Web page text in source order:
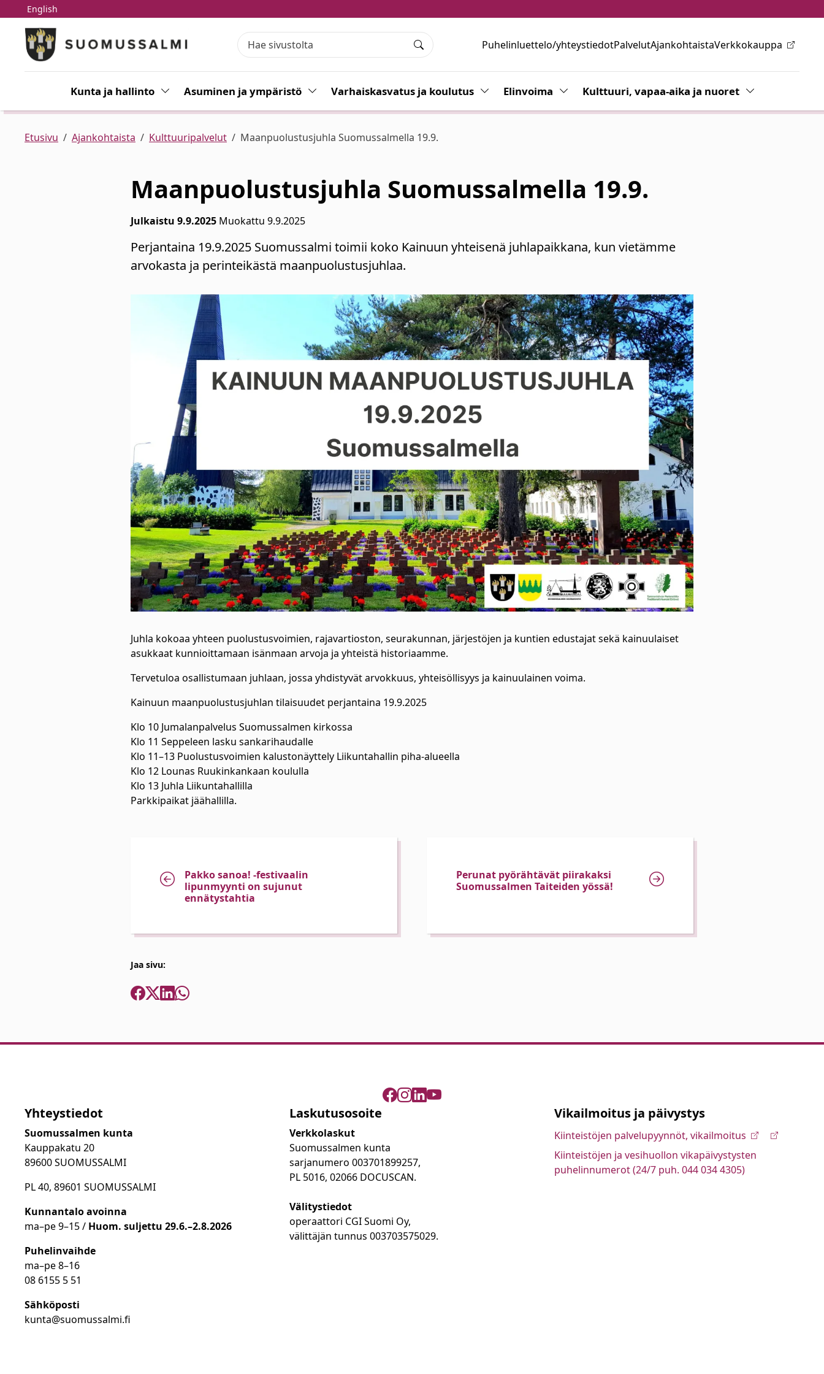
Siirry pääsisältöön
Siirry päävalikkoon
Puhelinluettelo/yhteystiedotPalvelutAjankohtaistaVerkkokauppa
English
Haku
Kunta ja hallinto Vaihda alasvetovalikkoa
Asuminen ja ympäristö Vaihda alasvetovalikkoa
Varhaiskasvatus ja koulutus Vaihda alasvetovalikkoa
Elinvoima Vaihda alasvetovalikkoa
Kulttuuri, vapaa-aika ja nuoret Vaihda
Etusivu Ajankohtaista Kulttuuripalvelut Maanpuolustusjuhla Suomussalmella 19.9.
Maanpuolustusjuhla Suomussalmella 19.9.
Julkaistu 9.9.2025 Muokattu 9.9.2025
Perjantaina 19.9.2025 Suomussalmi toimii koko Kainuun yhteisenä juhlapaikkana, kun vietämme
arvokasta ja perinteikästä maanpuolustusjuhlaa.
Juhla kokoaa yhteen puolustusvoimien, rajavartioston, seurakunnan, järjestöjen ja kuntien edustajat sekä kainuulaiset
asukkaat kunnioittamaan isänmaan arvoja ja yhteistä historiaamme.
Tervetuloa osallistumaan juhlaan, jossa yhdistyvät arvokkuus, yhteisöllisyys ja kainuulainen voima.
Kainuun maanpuolustusjuhlan tilaisuudet perjantaina 19.9.2025
Klo 10 Jumalanpalvelus Suomussalmen kirkossa
Klo 11 Seppeleen lasku sankarihaudalle
Klo 11–13 Puolustusvoimien kalustonäyttely Liikuntahallin piha-alueella
Klo 12 Lounas Ruukinkankaan koululla
Klo 13 Juhla Liikuntahallilla
Parkkipaikat jäähallilla.
Pakko sanoa! -festivaalin
lipunmyynti on sujunut
ennätystahtia
Perunat pyörähtävät piirakaksi
Suomussalmen Taiteiden yössä!
Jaa sivu:
Yhteystiedot
Suomussalmen kunta
Kauppakatu 20
89600 SUOMUSSALMI
PL 40, 89601 SUOMUSSALMI
Kunnantalo avoinna
ma–pe 9–15 / Huom. suljettu 29.6.–2.8.2026
Puhelinvaihde
ma–pe 8–16
08 6155 5 51
Sähköposti
kunta@suomussalmi.fi
Laskutusosoite
Verkkolaskut
Suomussalmen kunta
sarjanumero 003701899257,
PL 5016, 02066 DOCUSCAN.
Välitystiedot
operaattori CGI Suomi Oy,
välittäjän tunnus 003703575029.
Vikailmoitus ja päivystys
Kiinteistöjen palvelupyynnöt, vikailmoitus
Kiinteistöjen ja vesihuollon vikapäivystysten
puhelinnumerot (24/7 puh. 044 034 4305)